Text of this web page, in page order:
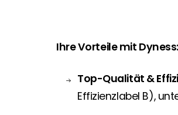
Ihre Vorteile mit Dyness:
Top-Qualität &
Effizienzlabel B),